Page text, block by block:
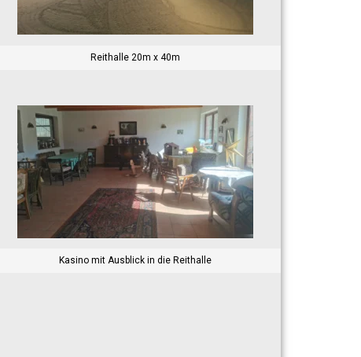
Reithalle 20m x 40m
Kasino mit Ausblick in die Reithalle